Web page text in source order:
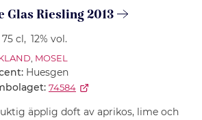
Glas Riesling 2013
75 cl, 12% vol.
, MOSEL
Huesgen
74584
äpplig doft av aprikos, lime och